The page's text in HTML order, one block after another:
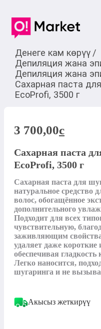
Денеге кам көрүү /
Депиляция жана
Депиляция жана
Сахарная паста
EcoProfi, 3500 г
3 700,00c
Сахарная паста
EcoProfi, 3500 г
Сахарная паста для
натуральное средство
волос, обогащённое
дополнительного
Подходит для всех
чувствительную,
заживляющим
удаляет даже короткие
обеспечивая
Легко наносится,
шугаринга и не
Акысыз жеткирүү